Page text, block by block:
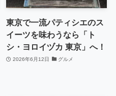
東京で一流パティシエのス
イーツを味わうなら「ト
シ・ヨロイヅカ 東京」へ！
2026年6月12日 グルメ